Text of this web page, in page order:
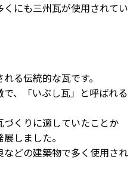
にも三州瓦が使用されてい
る伝統的な瓦です。
、「いぶし瓦」と呼ばれる
くりに適していたことか
しました。
どの建築物で多く使用され